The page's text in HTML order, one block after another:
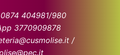
404981/980
3770909878
/